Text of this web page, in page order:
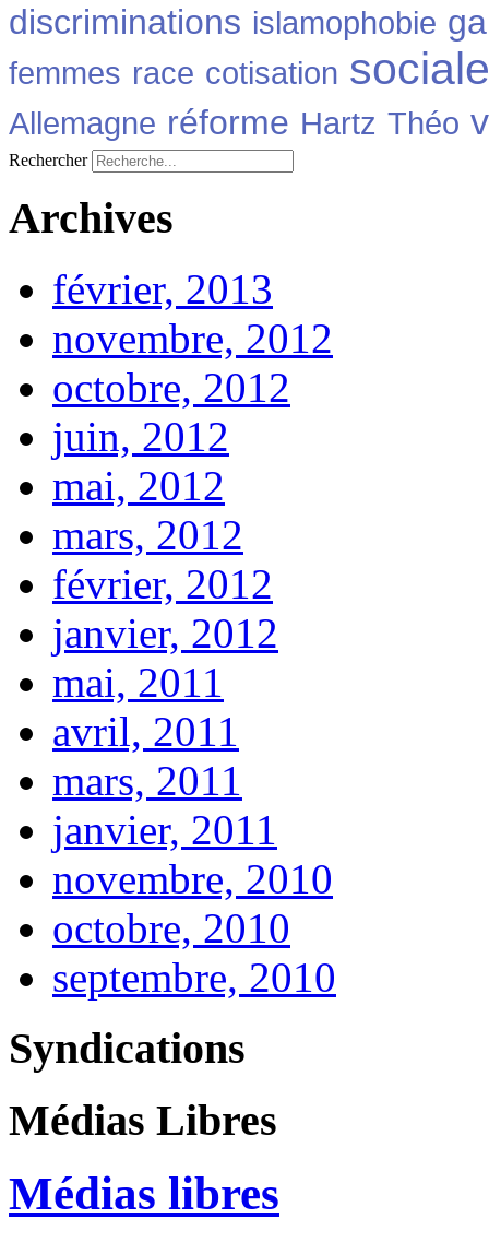
discriminations islamophobie
femmes race cotisation sociale
Allemagne réforme Hartz Théo
Rechercher
Archives
février, 2013
novembre, 2012
octobre, 2012
juin, 2012
mai, 2012
mars, 2012
février, 2012
janvier, 2012
mai, 2011
avril, 2011
mars, 2011
janvier, 2011
novembre, 2010
octobre, 2010
septembre, 2010
Syndications
Médias Libres
Médias libres